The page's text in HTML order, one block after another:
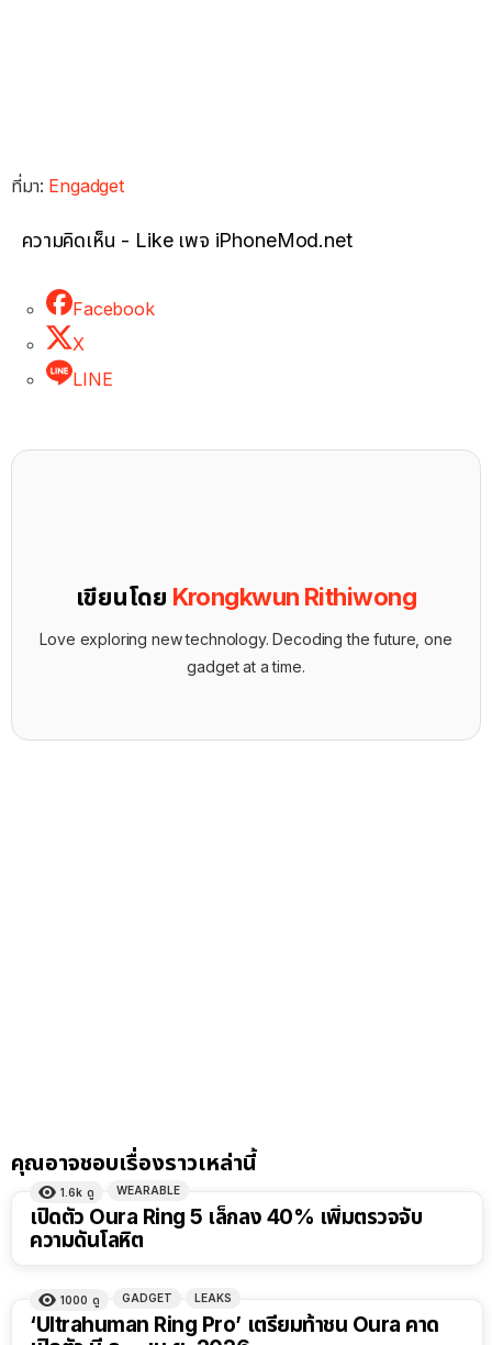
ที่มา: Engadget
ความคิดเห็น - Like เพจ iPhoneMod.net
Facebook
X
LINE
เขียนโดย Krongkwun Rithiwong
Love exploring new technology. Decoding the future, one
gadget at a time.
คุณอาจชอบเรื่องราวเหล่านี้
1.6k ดู WEARABLE
เปิดตัว Oura Ring 5 เล็กลง 40% เพิ่มตรวจจับ
ความดันโลหิต
1000 ดู GADGET LEAKS
‘Ultrahuman Ring Pro’ เตรียมท้าชน Oura คาด